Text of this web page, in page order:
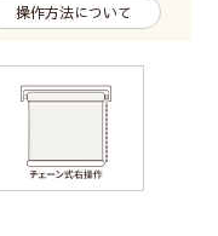
操作方法について